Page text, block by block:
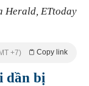
Herald, ETtoday
Copy link
+7)
dần bị